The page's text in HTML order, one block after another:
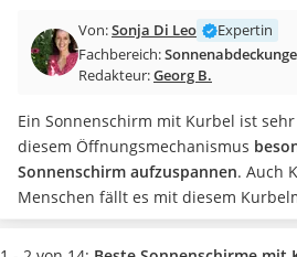
Split-Klimaanlage 2 Innengeräte
Pelletofen
Bohrmaschine
Fliesenschneider
Hochdruckreiniger
Doppelschleifer
Überwachungskamera
Benzinrasenmäher mit Elektrostart
Von:Sonja Di Leo
Expertin
Fachbereich:
Redakteur:Georg B.
Ein Sonnenschirm mit Kurbel ist
diesem Öffnungsmechanismus
Sonnenschirm aufzuspannen. Auch
Menschen fällt es mit diesem
leicht, den Schirm zu öffnen.
sowohl als Mittelstockschirme als